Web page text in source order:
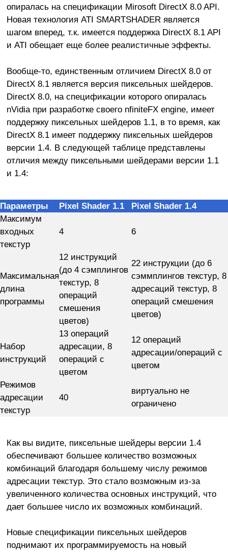
опиралась на спецификации Mirosoft DirectX 8.0 API.
Новая технология ATI SMARTSHADER является
шагом вперед, т.к. имеется поддержка DirectX 8.1 API
и ATI обещает еще более реалистичные эффекты.
Вообще-то, единственным отличием DirectX 8.0 от
DirectX 8.1 является версия пиксельных шейдеров.
DirectX 8.0, на спецификации которого опиралась
nVidia при разработке своего nfiniteFX engine, имеет
поддержку пиксельных шейдеров 1.1, в то время, как
DirectX 8.1 имеет поддержку пиксельных шейдеров
версии 1.4. В следующей таблице представлены
отличия между пиксельными шейдерами версии 1.1
и 1.4:
Параметры Pixel Shader 1.1
Pixel Shader 1.4
Максимум
входных
текстур
4 6
Максимальная
длина
программы
12 инструкций
(до 4 сэмплингов
текстур, 8
операций
смешения
цветов)
22 инструкции (до 6
сэммплингов текстур, 8
адресаций текстур, 8
операций смешения
цветов)
Набор
инструкций
13 операций
адресации, 8
операций с
цветом
12 операций
адресации/операций с
цветом
Режимов
адресации
текстур
40
виртуально не
ограничено
Как вы видите, пиксельные шейдеры версии 1.4
обеспечивают большее количество возможных
комбинаций благодаря большему числу режимов
адресации текстур. Это стало возможным из-за
увеличенного количества основных инструкций, что
дает большее число их возможных комбинаций.
Новые спецификации пиксельных шейдеров
поднимают их программируемость на новый